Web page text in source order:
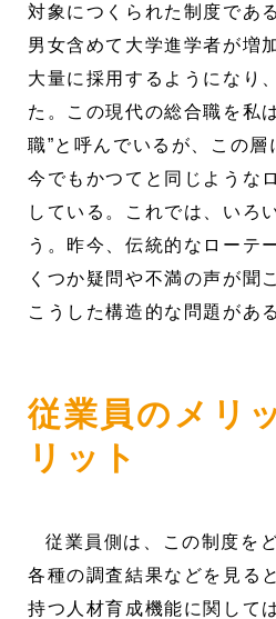
対象につくられた制度であ
男女含めて大学進学者が増
大量に採用するようになり
た。この現代の総合職を私
職”と呼んでいるが、この
今でもかつてと同じような
している。これでは、いろ
う。昨今、伝統的なローテ
くつか疑問や不満の声が聞
こうした構造的な問題がある
従業員のメリ
リット
従業員側は、この制度を
各種の調査結果などを見る
持つ人材育成機能に関して